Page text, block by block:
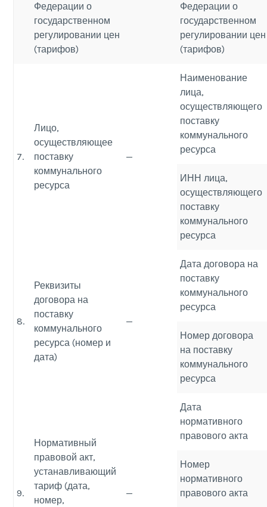
Федерации о
государственном
регулировании цен
(тарифов)
Федерации о
государственном
регулировании цен
(тарифов)
7.
Лицо,
осуществляющее
поставку
коммунального
ресурса
—
Наименование
лица,
осуществляющего
поставку
коммунального
ресурса
ИНН лица,
осуществляющего
поставку
коммунального
ресурса
8.
Реквизиты
договора на
поставку
коммунального
ресурса (номер и
дата)
—
Дата договора на
поставку
коммунального
ресурса
Номер договора
на поставку
коммунального
ресурса
9.
Нормативный
правовой акт,
устанавливающий
тариф (дата,
номер,
—
Дата
нормативного
правового акта
Номер
нормативного
правового акта